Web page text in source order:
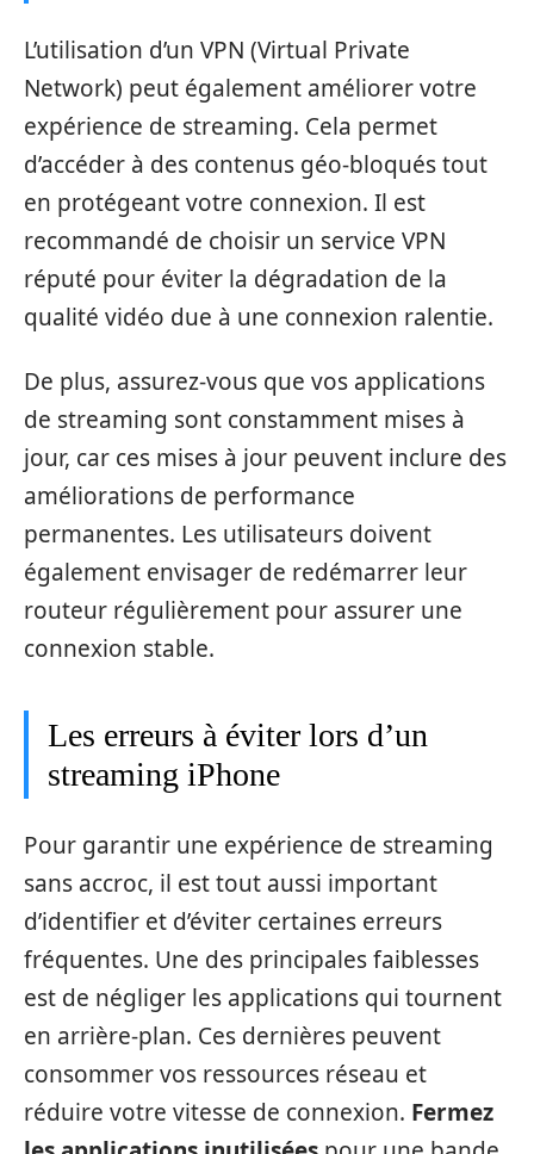
L’utilisation d’un VPN (Virtual Private
Network) peut également améliorer votre
expérience de streaming. Cela permet
d’accéder à des contenus géo-bloqués tout
en protégeant votre connexion. Il est
recommandé de choisir un service VPN
réputé pour éviter la dégradation de la
qualité vidéo due à une connexion ralentie.
De plus, assurez-vous que vos applications
de streaming sont constamment mises à
jour, car ces mises à jour peuvent inclure des
améliorations de performance
permanentes. Les utilisateurs doivent
également envisager de redémarrer leur
routeur régulièrement pour assurer une
connexion stable.
Les erreurs à éviter lors d’un
streaming iPhone
Pour garantir une expérience de streaming
sans accroc, il est tout aussi important
d’identifier et d’éviter certaines erreurs
fréquentes. Une des principales faiblesses
est de négliger les applications qui tournent
en arrière-plan. Ces dernières peuvent
consommer vos ressources réseau et
réduire votre vitesse de connexion. Fermez